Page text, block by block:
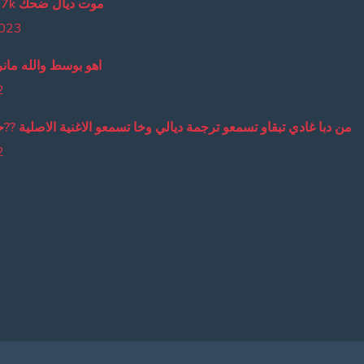
lmout dyal da7k موت ديال ضحك
اهو بوسط والله
من دبا غادي تبقاو تسمعو ترجمة ديالي وخا تسمعو الاغنية الاصلية